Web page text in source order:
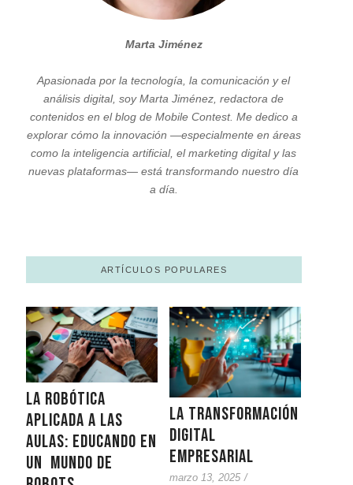
Marta Jiménez
Apasionada por la tecnología, la comunicación y el
análisis digital, soy Marta Jiménez, redactora de
contenidos en el blog de Mobile Contest. Me dedico a
explorar cómo la innovación —especialmente en áreas
como la inteligencia artificial, el marketing digital y las
nuevas plataformas— está transformando nuestro día
a día.
ARTÍCULOS POPULARES
La Robótica
Aplicada a las
Aulas: Educando en
un mundo de
La Transformación
Digital
Empresarial
marzo 13, 2025 /